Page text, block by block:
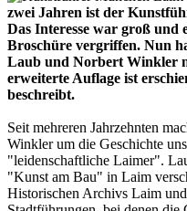
zwei Jahren ist der
Das Interesse war groß und
Broschüre vergriffen. Nun
Laub und Norbert Winkler
erweiterte Auflage ist
beschreibt.
Seit mehreren Jahrzehnten
Winkler um die Geschichte
"leidenschaftliche Laimer".
"Kunst am Bau" in Laim
Historischen Archivs Laim